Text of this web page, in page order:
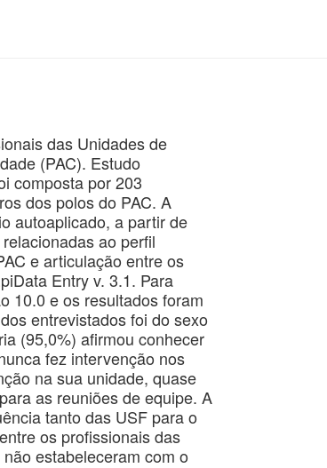
das Unidades de
(PAC). Estudo
composta por 203
dos polos do PAC. A
autoaplicado, a partir de
ao perfil
e articulação entre os
Entry v. 3.1. Para
10.0 e os resultados foram
entrevistados foi do sexo
(95,0%) afirmou conhecer
fez intervenção nos
na sua unidade, quase
as reuniões de equipe. A
tanto das USF para o
os profissionais das
estabeleceram com o